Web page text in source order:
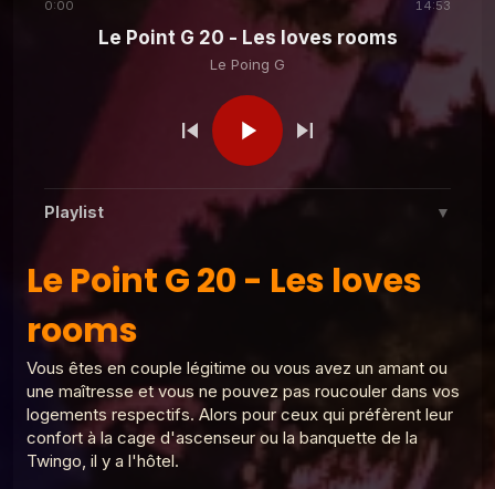
Le Point G! 2 L'ergophilie
Le Point G! L'alliumphilie
Le Poing G
Le Poing G
Le Poing G Le Point G! 2 Parler de ses fantasmes
0:00 14:53
Le Point G 20 - Les loves rooms
Le Poing G
Playlist ▼
Le Point G 20 - Les loves rooms
Le Poing G
2
Le Point G! 2 Un homme, deux femmes
Le Poing G
3
Le Point G! 2 Fantasme homos
Le Poing G
4
Le point G! 2 Plaisirs multiples
Le Poing G
Le Point G 20 - Les loves
rooms
Vous êtes en couple légitime ou vous avez un amant ou
une maîtresse et vous ne pouvez pas roucouler dans vos
logements respectifs. Alors pour ceux qui préfèrent leur
confort à la cage d'ascenseur ou la banquette de la
Twingo, il y a l'hôtel.